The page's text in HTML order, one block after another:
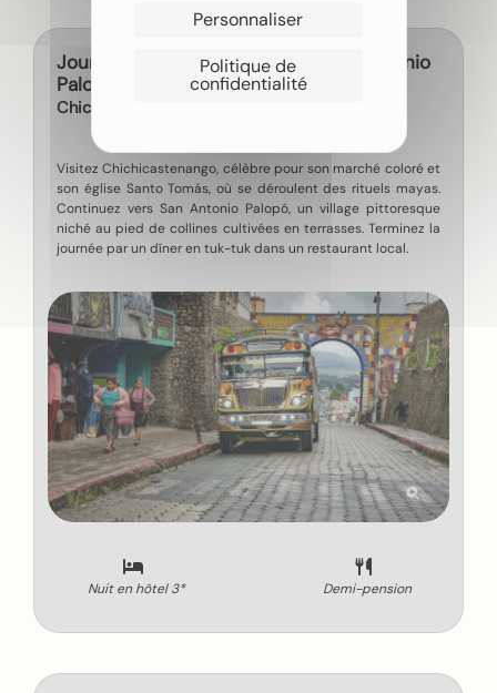
Personnaliser
Politique de
confidentialité
Jour 9 - Chichicastenango et San Antonio
Palopó – Traditions et marchés colorés
Chichicastenango
Visitez Chichicastenango, célèbre pour son marché coloré et
son église Santo Tomás, où se déroulent des rituels mayas.
Continuez vers San Antonio Palopó, un village pittoresque
niché au pied de collines cultivées en terrasses. Terminez la
journée par un dîner en tuk-tuk dans un restaurant local.
Nuit en hôtel 3* Demi-pension